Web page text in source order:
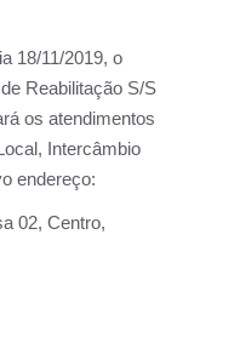
18/11/2019, o
Reabilitação S/S
os atendimentos
Intercâmbio
endereço:
02, Centro,